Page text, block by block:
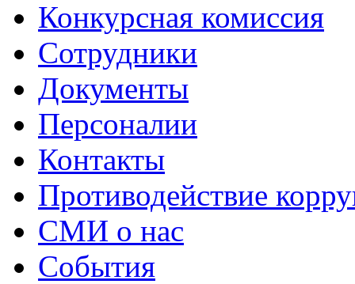
Конкурсная комиссия
Сотрудники
Документы
Персоналии
Контакты
Противодействие
СМИ о нас
События